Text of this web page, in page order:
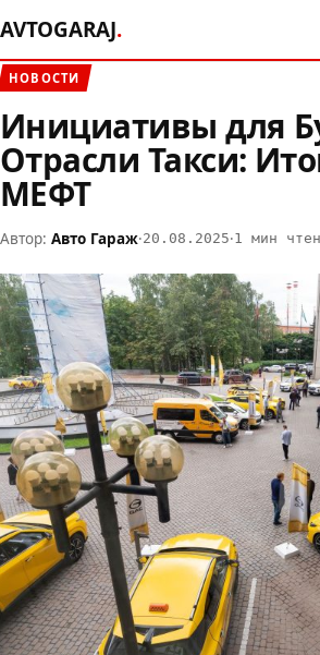
AVTOGARAJ.
НОВОСТИ
Инициативы для
Отрасли Такси:
МЕФТ
Автор: Авто Гараж·20.08.2025·1 мин